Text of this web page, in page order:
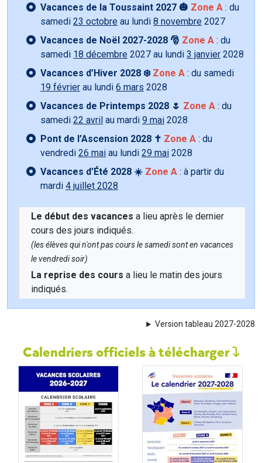
Vacances de la Toussaint 2027 🎃 Zone A : du
samedi 23 octobre au lundi 8 novembre 2027
Vacances de Noël 2027-2028 🎅 Zone A : du
samedi 18 décembre 2027 au lundi 3 janvier 2028
Vacances d’Hiver 2028 ❄️ Zone A : du samedi
19 février au lundi 6 mars 2028
Vacances de Printemps 2028 🌷 Zone A : du
samedi 22 avril au mardi 9 mai 2028
Pont de l’Ascension 2028 ✝️ Zone A : du
vendredi 26 mai au lundi 29 mai 2028
Vacances d’Été 2028 ☀️ Zone A : à partir du
mardi 4 juillet 2028
Le début des vacances a lieu après le dernier
cours des jours indiqués.
(les élèves qui n'ont pas cours le samedi sont en vacances
le vendredi soir)
La reprise des cours a lieu le matin des jours
indiqués.
Version tableau 2027-2028
Calendriers officiels à télécharger